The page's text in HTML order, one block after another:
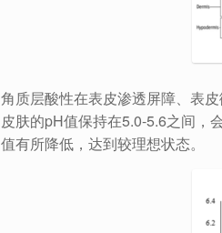
角质层酸性在表皮渗透屏障、表
皮肤的pH值保持在5.0-5.6之间，
值有所降低，达到较理想状态。